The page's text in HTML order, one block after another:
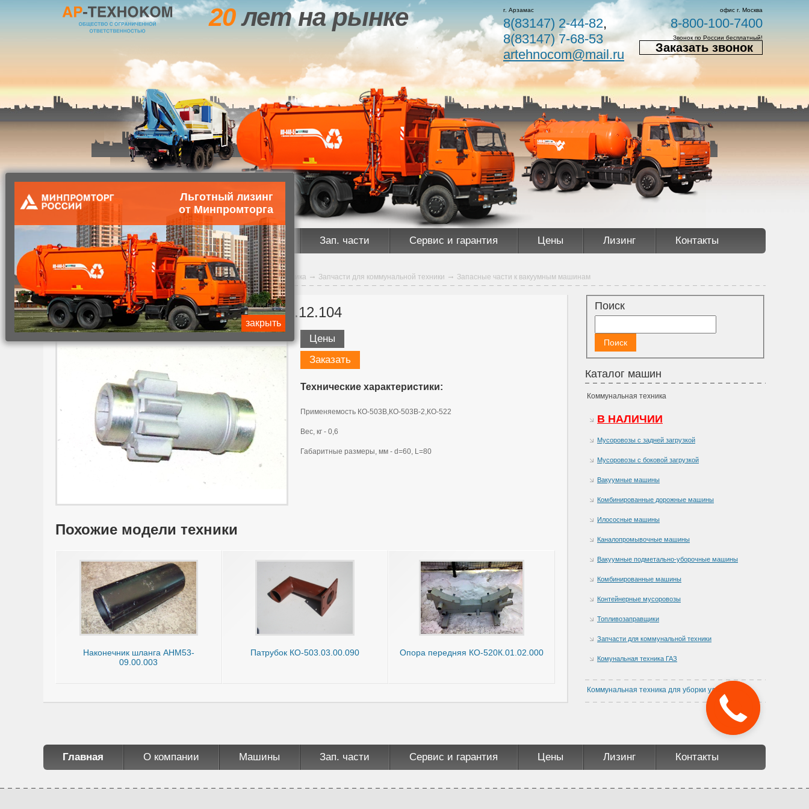
20лет на рынке г. Арзамас
8(83147) 2-44-82,
8(83147) 7-68-53
artehnocom@mail.ru
офис г. Москва
8-800-100-7400
Звонок по России бесплатный!
Заказать звонок
Главная О компании Машины Зап. части Сервис и гарантия Цены Лизинг Контакты
Главная Каталог коммунальной техники Коммунальная техника Запчасти для коммунальной техники Запасные части к вакуумным машинам
Шестерня (прямозуб) КО-503В-2-02.12.104
Цены
Заказать
Технические характеристики:
Применяемость КО-503В,КО-503В-2,КО-522
Вес, кг - 0,6
Габаритные размеры, мм - d=60, L=80
Похожие модели техники
Наконечник шланга АНМ53-
09.00.003
Патрубок КО-503.03.00.090 Опора передняя КО-520К.01.02.000
Поиск
Каталог машин
Коммунальная техника
В НАЛИЧИИ
Мусоровозы с задней загрузкой
Мусоровозы с боковой загрузкой
Вакуумные машины
Комбинированные дорожные машины
Илососные машины
Каналопромывочные машины
Вакуумные подметально-уборочные машины
Комбинированные машины
Контейнерные мусоровозы
Топливозаправщики
Запчасти для коммунальной техники
Комунальная техника ГАЗ
Коммунальная техника для уборки улиц
Главная О компании Машины Зап. части Сервис и гарантия Цены Лизинг Контакты
Льготный лизинг
от Минпромторга
закрыть